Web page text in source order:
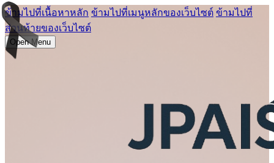
ข้ามไปที่เนื้อหาหลัก ข้ามไปที่เมนูหลักของเว็บไซต์ ข้ามไปที่
ส่วนท้ายของเว็บไซต์
Open Menu